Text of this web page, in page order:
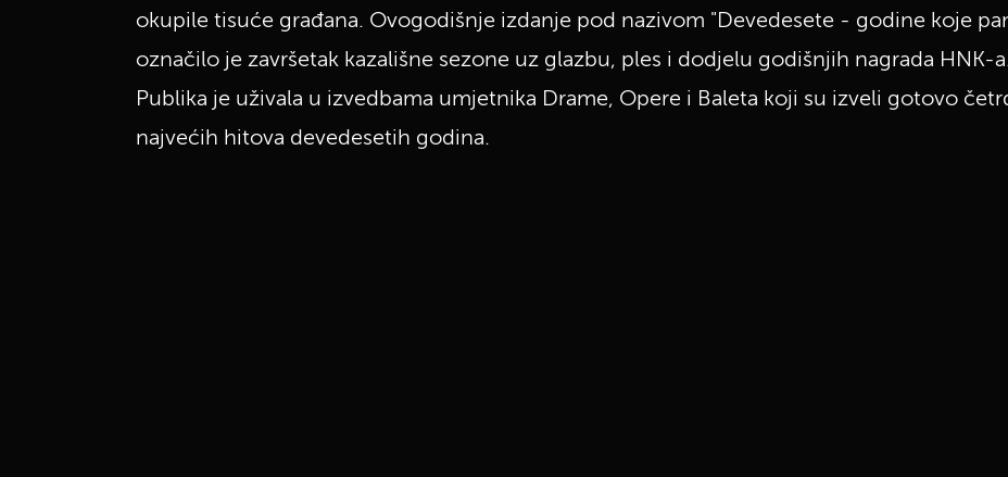
okupile tisuće građana. Ovogodišnje izdanje pod nazivom "Devedesete - godine koje
označilo je završetak kazališne sezone uz glazbu, ples i dodjelu godišnjih nagrada HNK-
Publika je uživala u izvedbama umjetnika Drame, Opere i Baleta koji su izveli gotovo
najvećih hitova devedesetih godina.